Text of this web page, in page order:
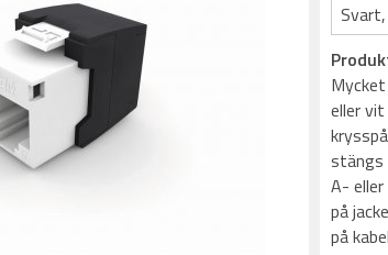
eller
stängs
A-
på
på